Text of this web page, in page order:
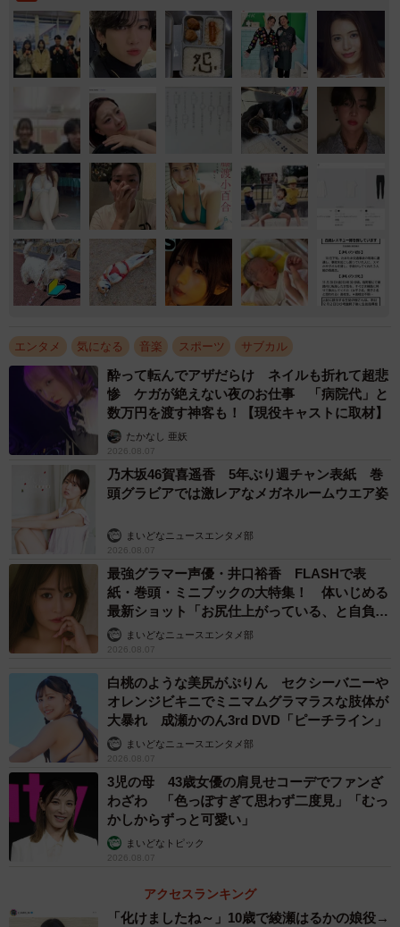
エンタメ 気になる 音楽 スポーツ サブカル
酔って転んでアザだらけ ネイルも折れて超悲
惨 ケガが絶えない夜のお仕事 「病院代」と
数万円を渡す神客も！【現役キャストに取材】
たかなし 亜妖
2026.08.07
乃木坂46賀喜遥香 5年ぶり週チャン表紙 巻
頭グラビアでは激レアなメガネルームウエア姿
まいどなニュースエンタメ部
2026.08.07
最強グラマー声優・井口裕香 FLASHで表
紙・巻頭・ミニブックの大特集！ 体いじめる
最新ショット「お尻仕上がっている、と自負し
ています」「いくつになっても理想の身体でい
たい」
まいどなニュースエンタメ部
2026.08.07
白桃のような美尻がぷりん セクシーバニーや
オレンジビキニでミニマムグラマラスな肢体が
大暴れ 成瀬かのん3rd DVD「ピーチライン」
まいどなニュースエンタメ部
2026.08.07
3児の母 43歳女優の肩見せコーデでファンざ
わざわ 「色っぽすぎて思わず二度見」「むっ
かしからずっと可愛い」
まいどなトピック
2026.08.07
アクセスランキング
「化けましたね～」10歳で綾瀬はるかの娘役→